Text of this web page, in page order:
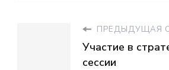
ПРЕДЫДУЩАЯ
Участие в
сессии